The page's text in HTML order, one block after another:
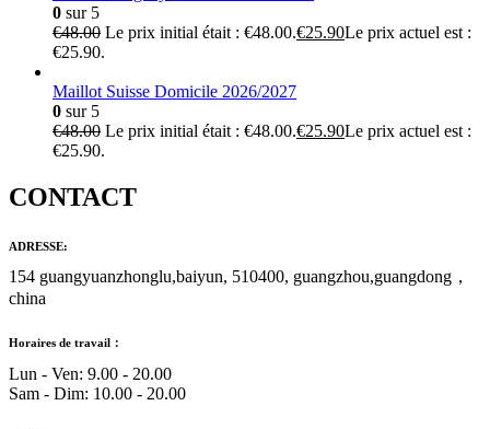
0 sur 5
€48.00 Le prix initial était : €48.00.€25.90Le prix actuel est :
€25.90.
Maillot Suisse Domicile 2026/2027
0 sur 5
€48.00 Le prix initial était : €48.00.€25.90Le prix actuel est :
€25.90.
CONTACT
ADRESSE:
154 guangyuanzhonglu,baiyun, 510400, guangzhou,guangdong，
china
Horaires de travail：
Lun - Ven: 9.00 - 20.00
Sam - Dim: 10.00 - 20.00